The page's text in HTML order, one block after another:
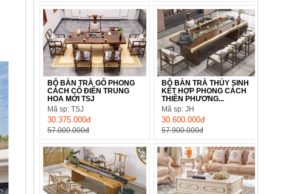
BỘ BÀN TRÀ GỖ PHONG
CÁCH CỔ ĐIỂN TRUNG
HOA MỚI TSJ
Mã sp: TSJ
30.375.000đ
57.000.000đ
BỘ BÀN TRÀ THỦY SINH
KẾT HỢP PHONG CÁCH
THIỀN PHƯƠNG...
Mã sp: JH
30.600.000đ
57.900.000đ